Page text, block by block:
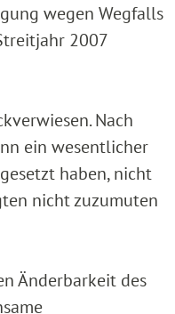
wegen Wegfalls
2007
Nach
ein wesentlicher
haben, nicht
nicht zuzumuten
Änderbarkeit des